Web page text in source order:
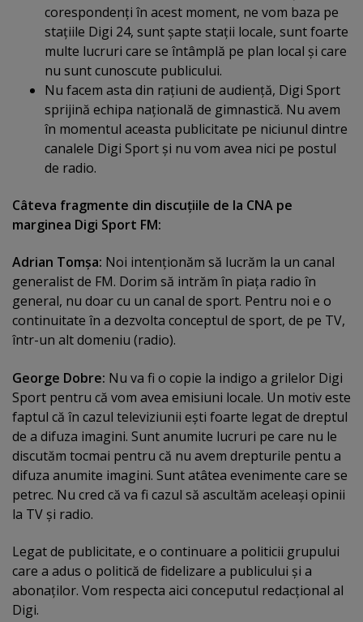
corespondenţi în acest moment, ne vom baza pe
staţiile Digi 24, sunt şapte staţii locale, sunt foarte
multe lucruri care se întâmplă pe plan local şi care
nu sunt cunoscute publicului.
Nu facem asta din raţiuni de audienţă, Digi Sport
sprijină echipa naţională de gimnastică. Nu avem
în momentul aceasta publicitate pe niciunul dintre
canalele Digi Sport şi nu vom avea nici pe postul
de radio.
Câteva fragmente din discuţiile de la CNA pe
marginea Digi Sport FM:
Adrian Tomşa: Noi intenţionăm să lucrăm la un canal
generalist de FM. Dorim să intrăm în piaţa radio în
general, nu doar cu un canal de sport. Pentru noi e o
continuitate în a dezvolta conceptul de sport, de pe TV,
într-un alt domeniu (radio).
George Dobre: Nu va fi o copie la indigo a grilelor Digi
Sport pentru că vom avea emisiuni locale. Un motiv este
faptul că în cazul televiziunii eşti foarte legat de dreptul
de a difuza imagini. Sunt anumite lucruri pe care nu le
discutăm tocmai pentru că nu avem drepturile pentu a
difuza anumite imagini. Sunt atâtea evenimente care se
petrec. Nu cred că va fi cazul să ascultăm aceleaşi opinii
la TV şi radio.
Legat de publicitate, e o continuare a politicii grupului
care a adus o politică de fidelizare a publicului şi a
abonaţilor. Vom respecta aici conceputul redacţional al
Digi.